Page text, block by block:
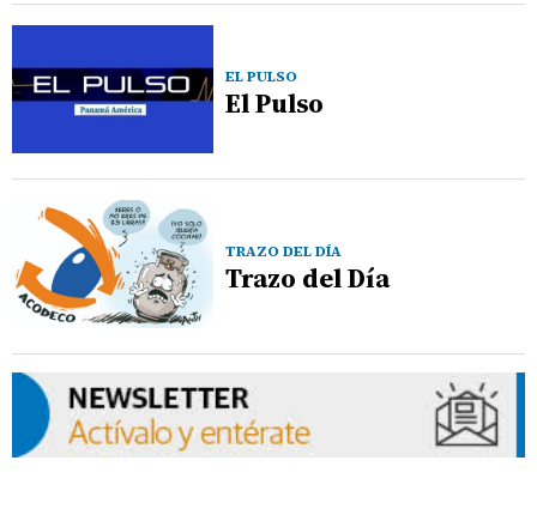
EL PULSO
El Pulso
TRAZO DEL DÍA
Trazo del Día